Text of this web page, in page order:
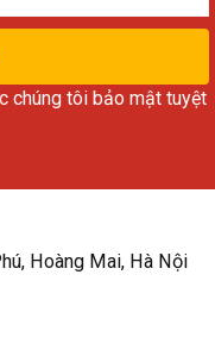
chúng tôi bảo mật tuyệt
Hoàng Mai, Hà Nội